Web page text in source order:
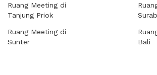
Ruang Meeting di
Tanjung Priok
Ruang Meeting di
Sunter
Bali